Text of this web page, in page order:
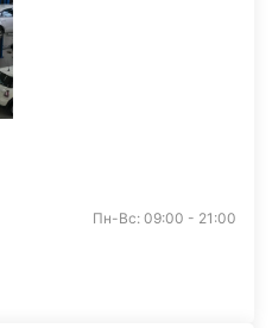
Пн-Вс: 09:00 - 21:00